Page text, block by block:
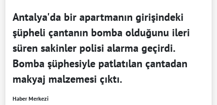
Antalya'da bir apartmanın girişindeki
şüpheli çantanın bomba olduğunu ileri
süren sakinler polisi alarma geçirdi.
Bomba şüphesiyle patlatılan çantadan
makyaj malzemesi çıktı.
Haber Merkezi